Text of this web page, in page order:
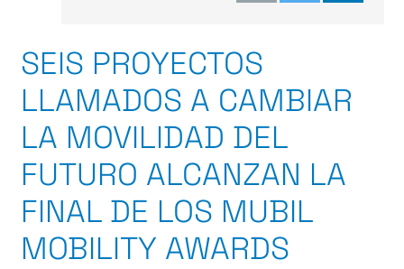
SEIS PROYECTOS
LLAMADOS A CAMBIAR
LA MOVILIDAD DEL
FUTURO ALCANZAN LA
FINAL DE LOS MUBIL
MOBILITY AWARDS